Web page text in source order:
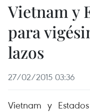
Vietnam y
para
lazos
27/02/2015 03:36
Vietnam y